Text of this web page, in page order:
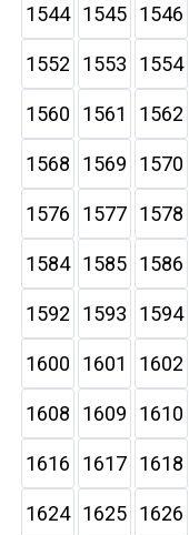
1544 1545 1546
1552 1553 1554
1560 1561 1562
1568 1569 1570
1576 1577 1578
1584 1585 1586
1592 1593 1594
1600 1601 1602
1608 1609 1610
1616 1617 1618
1624 1625 1626